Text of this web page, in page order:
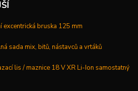
bruska 125 mm
sada mix, bitů, nástavců a vrtáků
lis / maznice 18 V XR Li-Ion samostatný